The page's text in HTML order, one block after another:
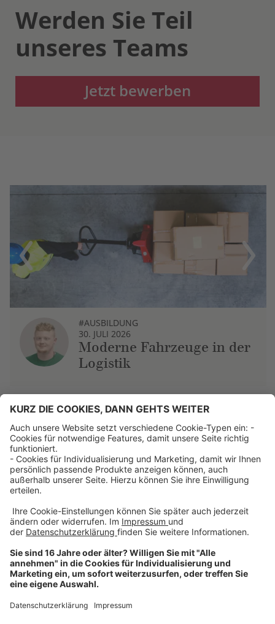
Werden Sie Teil
unseres Teams
Jetzt bewerben
Previous
#AUSBILDUNG
30. JULI 2026
Moderne Fahrzeuge in der
Logistik
Next
Über uns
Dehner Unternehmen
Jobs bei Dehner